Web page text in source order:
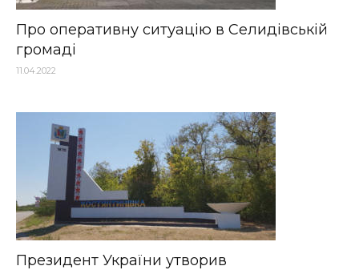
Про оперативну ситуацію в Селидівській
громаді
11.04.2022
Президент України утворив